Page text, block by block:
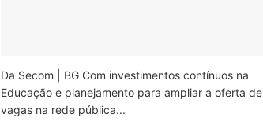
Da Secom | BG Com investimentos contínuos na
Educação e planejamento para ampliar a oferta de
vagas na rede pública...